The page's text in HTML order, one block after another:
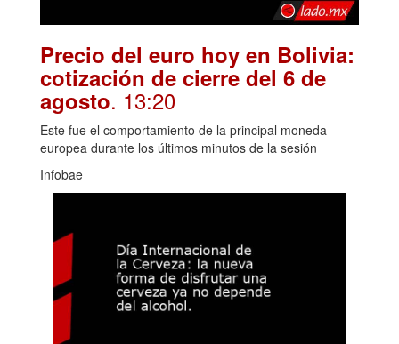
Precio del euro hoy en Bolivia:
cotización de cierre del 6 de
agosto. 13:20
Este fue el comportamiento de la principal moneda
europea durante los últimos minutos de la sesión
Infobae